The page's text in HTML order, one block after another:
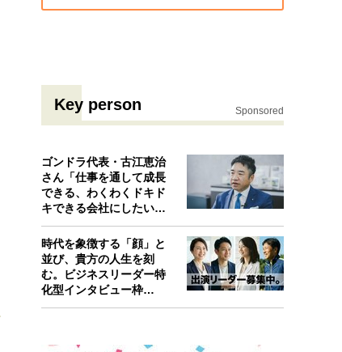
Key person Sponsored
ゴンドラ代表・古江恵治
さん「仕事を通して成長
できる、わくわくドキド
キできる会社にしたいと
考えたんで…
時代を象徴する「顔」と
並び、貴方の人生を刻
む。ビジネスリーダー特
化型インタビュー枠
『Key person』始…